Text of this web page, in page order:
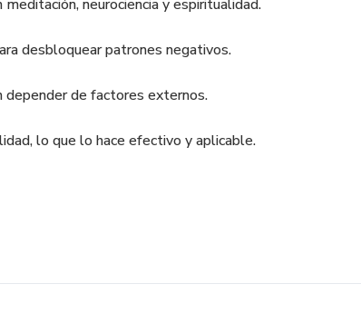
neurociencia y espiritualidad.
desbloquear patrones negativos.
depender de factores externos.
lo que lo hace efectivo y aplicable.